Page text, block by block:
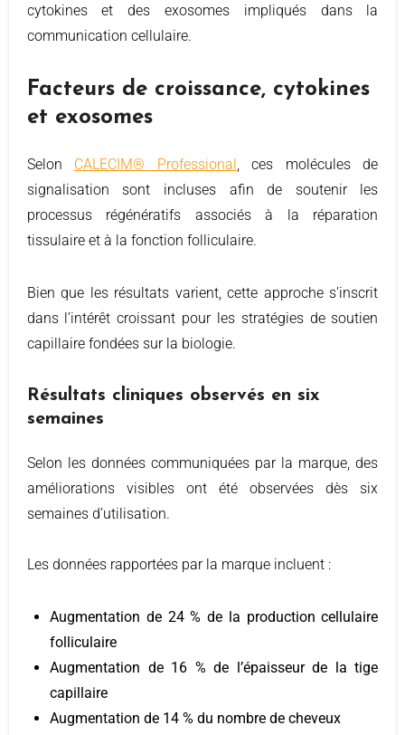
cytokines et des exosomes impliqués dans la
communication cellulaire.
Facteurs de croissance, cytokines
et exosomes
Selon CALECIM® Professional, ces molécules de
signalisation sont incluses afin de soutenir les
processus régénératifs associés à la réparation
tissulaire et à la fonction folliculaire.
Bien que les résultats varient, cette approche s’inscrit
dans l’intérêt croissant pour les stratégies de soutien
capillaire fondées sur la biologie.
Résultats cliniques observés en six
semaines
Selon les données communiquées par la marque, des
améliorations visibles ont été observées dès six
semaines d’utilisation.
Les données rapportées par la marque incluent :
Augmentation de 24 % de la production cellulaire
folliculaire
Augmentation de 16 % de l’épaisseur de la tige
capillaire
Augmentation de 14 % du nombre de cheveux